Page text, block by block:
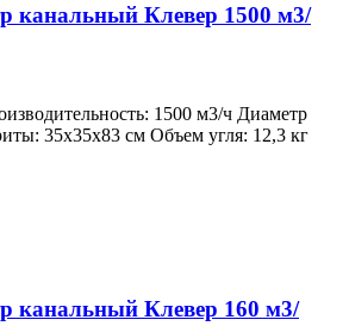
канальный Клевер 1500 м3/
1500 м3/ч Диаметр
35x35x83 см Объем угля: 12,3 кг
канальный Клевер 160 м3/